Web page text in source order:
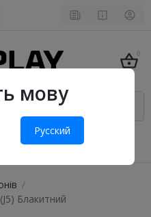
мову
Русский
0
Обмін та повернення
Блакитний